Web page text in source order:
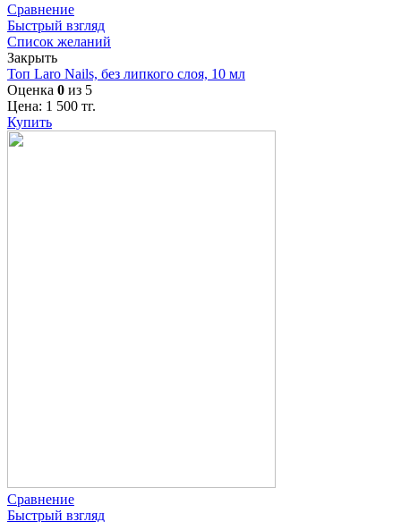
Сравнение
Быстрый взгляд
Список желаний
Закрыть
Топ Laro Nails, без липкого слоя, 10 мл
Оценка 0 из 5
Цена: 1 500 тг.
Купить
Сравнение
Быстрый взгляд